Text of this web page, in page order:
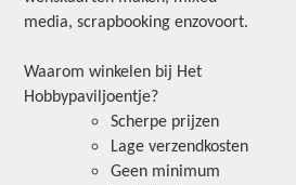
media, scrapbooking enzovoort.
Waarom winkelen bij Het
Hobbypaviljoentje?
Scherpe prijzen
Lage verzendkosten
Geen minimum